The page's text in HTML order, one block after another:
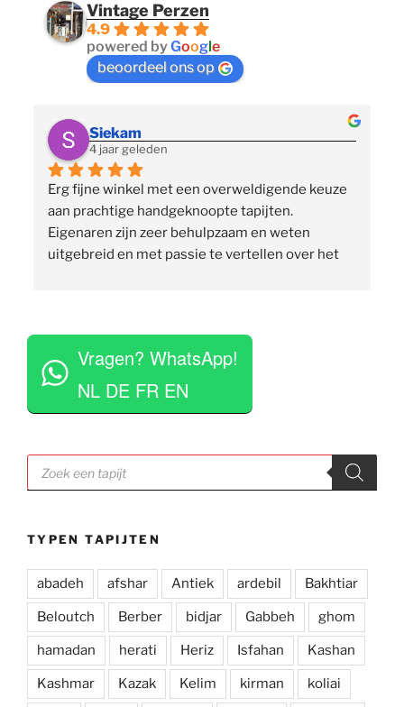
Vintage Perzen
4.9
powered byGoogle
beoordeel ons op
Siekam
4 jaar geleden
Erg fijne winkel met een overweldigende keuze
aan prachtige handgeknoopte tapijten.
Eigenaren zijn zeer behulpzaam en weten
uitgebreid en met passie te vertellen over het
tapijten voor je uit te rollen. Tegelijkertijd niet
opdringerig en geven je rustig de tijd om je
eigen keuze te maken. Tevens erg competitieve
prijzen. Al met al een zeer positieve ervaring en
Vragen? WhatsApp!
NL DE FR EN
Producten
zoeken
TYPEN TAPIJTEN
abadeh afshar Antiek ardebil Bakhtiar
Beloutch Berber bidjar Gabbeh ghom
hamadan herati Heriz Isfahan Kashan
Kashmar Kazak Kelim kirman koliai